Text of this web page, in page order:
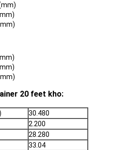
20 feet kho:
30.480
2.200
28.280
33.04